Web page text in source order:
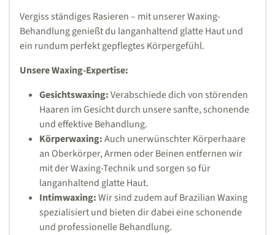
Vergiss ständiges Rasieren – mit unserer Waxing-
Behandlung genießt du langanhaltend glatte Haut und
ein rundum perfekt gepflegtes Körpergefühl.
Unsere Waxing-Expertise:
Gesichtswaxing:Verabschiede dich von störenden
Haaren im Gesicht durch unsere sanfte, schonende
und effektive Behandlung.
Körperwaxing:Auch unerwünschter Körperhaare
an Oberkörper, Armen oder Beinen entfernen wir
mit der Waxing-Technik und sorgen so für
langanhaltend glatte Haut.
Intimwaxing:Wir sind zudem auf Brazilian Waxing
spezialisiert und bieten dir dabei eine schonende
und professionelle Behandlung.